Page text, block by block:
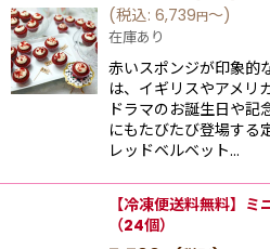
(税込: 6,739円～)
在庫あり
赤いスポンジが印象的
は、イギリスやアメリ
ドラマのお誕生日や記
にもたびたび登場する
レッドベルベット…
【冷凍便送料無料】
（24個）